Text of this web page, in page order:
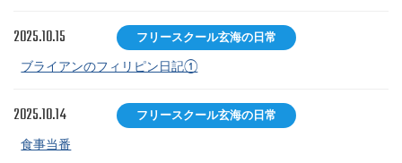
2025.10.15 フリースクール玄海の日常
ブライアンのフィリピン日記①
2025.10.14 フリースクール玄海の日常
食事当番